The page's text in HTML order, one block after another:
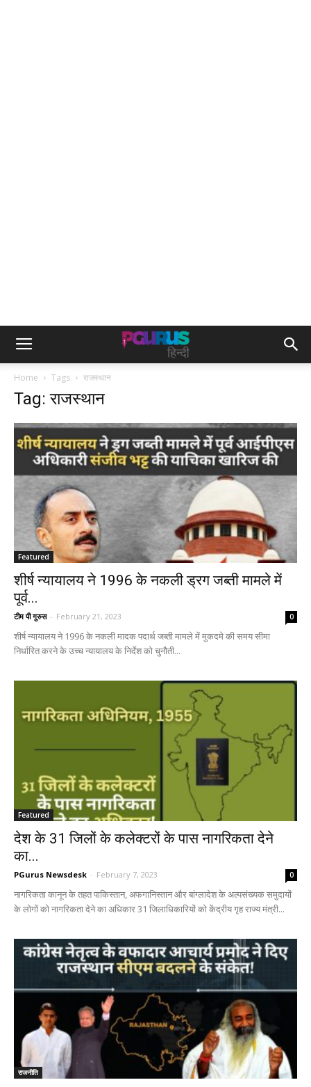
Home Tags राजस्थान
Tag: राजस्थान
Featured
शीर्ष न्यायालय ने 1996 के नकली ड्रग जब्ती मामले में
पूर्व...
टीम पी गुरुस - February 21, 2023 0
शीर्ष न्यायालय ने 1996 के नकली मादक पदार्थ जब्ती मामले में मुकदमे की समय सीमा
निर्धारित करने के उच्च न्यायालय के निर्देश को चुनौती...
Featured
देश के 31 जिलों के कलेक्टरों के पास नागरिकता देने
का...
PGurus Newsdesk - February 7, 2023 0
नागरिकता कानून के तहत पाकिस्तान, अफगानिस्तान और बांग्लादेश के अल्पसंख्यक समुदायों
के लोगों को नागरिकता देने का अधिकार 31 जिलाधिकारियों को केंद्रीय गृह राज्य मंत्री...
राजनीति